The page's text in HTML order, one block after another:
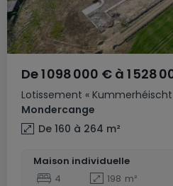
Lotissement « Kummerhéischt
Mondercange
De1 098 000 € à 1 528
De 160 à 264 m²
Maison individuelle
4
198 m²